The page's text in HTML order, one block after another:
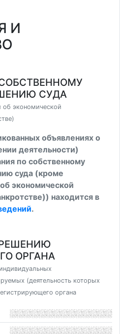
И
СУДА
экономической
объявлениях о
деятельности)
по собственному
суда (кроме
экономической
находится в
.
ОРГАНА
(деятельность которых
органа